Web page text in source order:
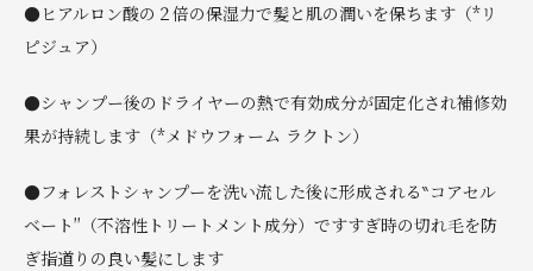
●ヒアルロン酸の２倍の保湿力で髪と肌の潤いを保ちます（*リ
ピジュア）
●シャンプー後のドライヤーの熱で有効成分が固定化され補修効
果が持続します（*メドウフォーム ラクトン）
●フォレストシャンプーを洗い流した後に形成される‶コアセル
ベート″（不溶性トリートメント成分）ですすぎ時の切れ毛を防
ぎ指道りの良い髪にします